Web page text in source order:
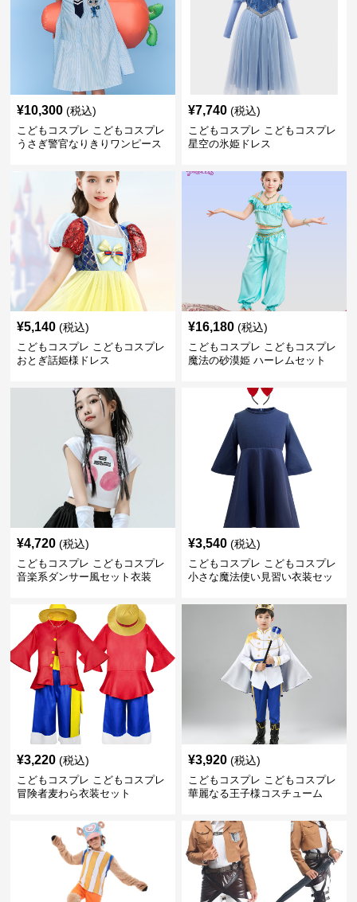
¥10,300 (税込)
こどもコスプレ こどもコスプレ
うさぎ警官なりきりワンピース
¥7,740 (税込)
こどもコスプレ こどもコスプレ
星空の氷姫ドレス
¥5,140 (税込)
こどもコスプレ こどもコスプレ
おとぎ話姫様ドレス
¥16,180 (税込)
こどもコスプレ こどもコスプレ
魔法の砂漠姫 ハーレムセット
¥4,720 (税込)
こどもコスプレ こどもコスプレ
音楽系ダンサー風セット衣装
¥3,540 (税込)
こどもコスプレ こどもコスプレ
小さな魔法使い見習い衣装セッ
¥3,220 (税込)
こどもコスプレ こどもコスプレ
冒険者麦わら衣装セット
¥3,920 (税込)
こどもコスプレ こどもコスプレ
華麗なる王子様コスチューム